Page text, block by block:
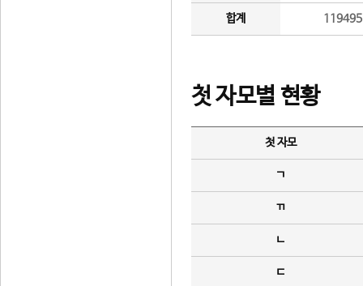
합계
첫 자모별 현황
첫 자모
ㄱ
ㄲ
ㄴ
ㄷ